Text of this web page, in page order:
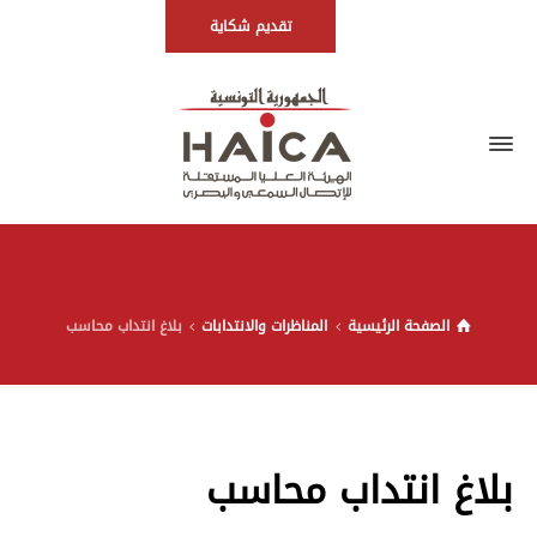
تقديم شكاية
الصفحة الرئيسية المناظرات والانتدابات بلاغ انتداب محاسب
بلاغ انتداب محاسب